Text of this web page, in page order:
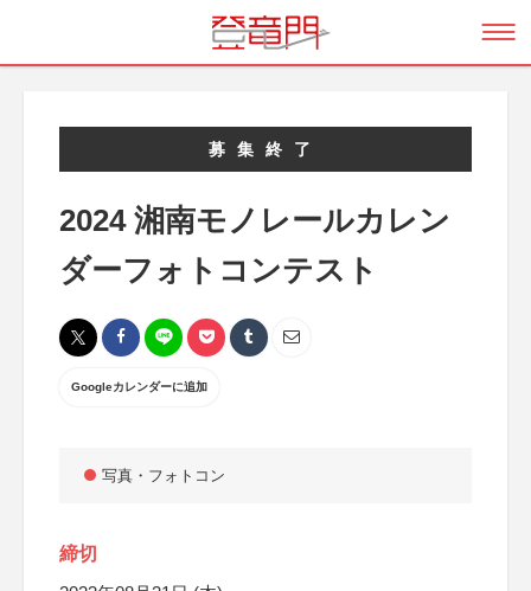
募集終了
2024 湘南モノレールカレン
ダーフォトコンテスト
Googleカレンダーに追加
写真・フォトコン
締切